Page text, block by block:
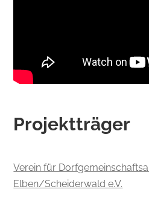
Projektträger
Verein für
Elben/Scheiderwald e.V.